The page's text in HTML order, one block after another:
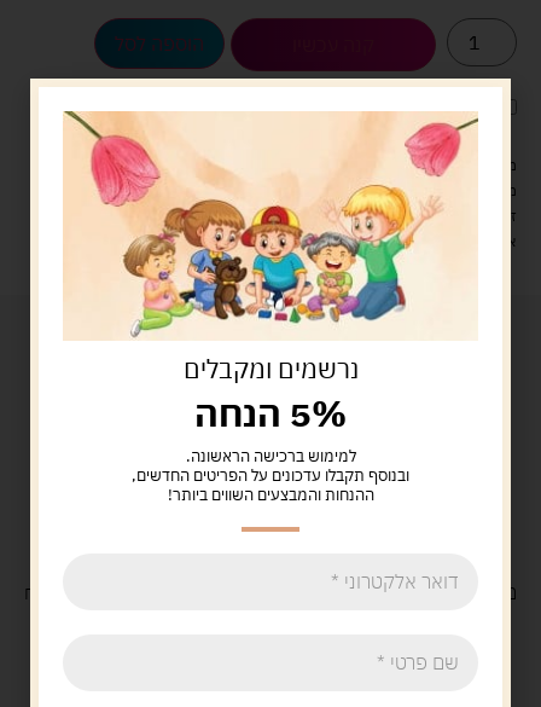
הוספה לסל
לארוז את המוצר באריזת מתנה5.00 ש"ח ?
מעל 329 ש"ח, משלוח עם שליח עד הבית חינם! – 0 ₪
משלוח עם שליח עד הבית: 29 ש"ח
זמן אספקה: עד 4 ימי עסקים.
איסוף עצמי: מ"ביתר טויס" רחוב בניין דוד 18, ביתר עילית.
משלוח חינםבקנייה מעל 329 ש"ח
נרשמים ומקבלים
5% הנחה
למימוש ברכישה הראשונה.
ובנוסף תקבלו עדכונים על הפריטים החדשים,
ההנחות והמבצעים השווים ביותר!